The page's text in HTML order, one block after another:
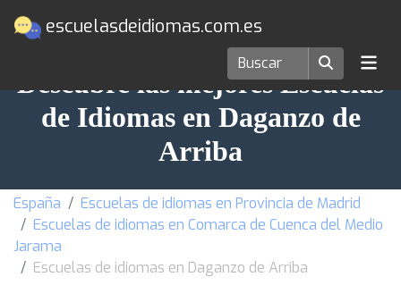
escuelasdeidiomas.com.es
Descubre las mejores Escuelas
de Idiomas en Daganzo de
Arriba
España
Escuelas de idiomas en Provincia de Madrid
Escuelas de idiomas en Comarca de Cuenca del Medio
Jarama
Escuelas de idiomas en Daganzo de Arriba